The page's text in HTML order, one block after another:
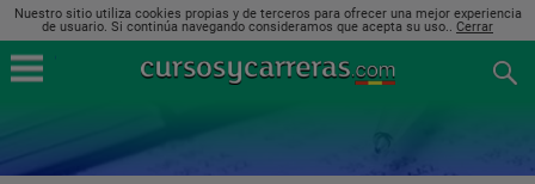
Nuestro sitio utiliza cookies propias y de terceros para ofrecer una mejor experiencia
de usuario. Si continúa navegando consideramos que acepta su uso.. Cerrar